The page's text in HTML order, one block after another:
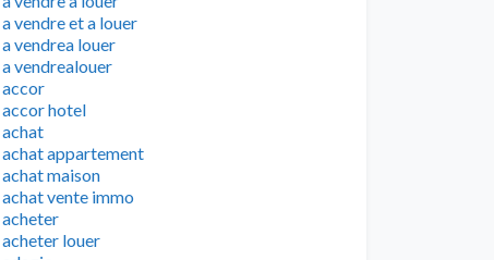
a vendre et a louer
a vendrea louer
a vendrealouer
accor
accor hotel
achat
achat appartement
achat maison
achat vente immo
acheter
acheter louer